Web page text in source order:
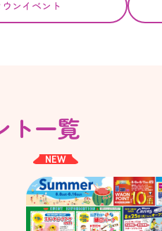
ンイベント
ト一覧
NEW